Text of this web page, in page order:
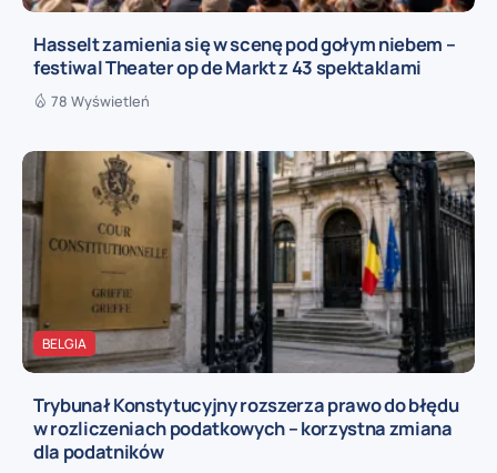
Hasselt zamienia się w scenę pod gołym niebem –
festiwal Theater op de Markt z 43 spektaklami
78 Wyświetleń
BELGIA
Trybunał Konstytucyjny rozszerza prawo do błędu
w rozliczeniach podatkowych – korzystna zmiana
dla podatników